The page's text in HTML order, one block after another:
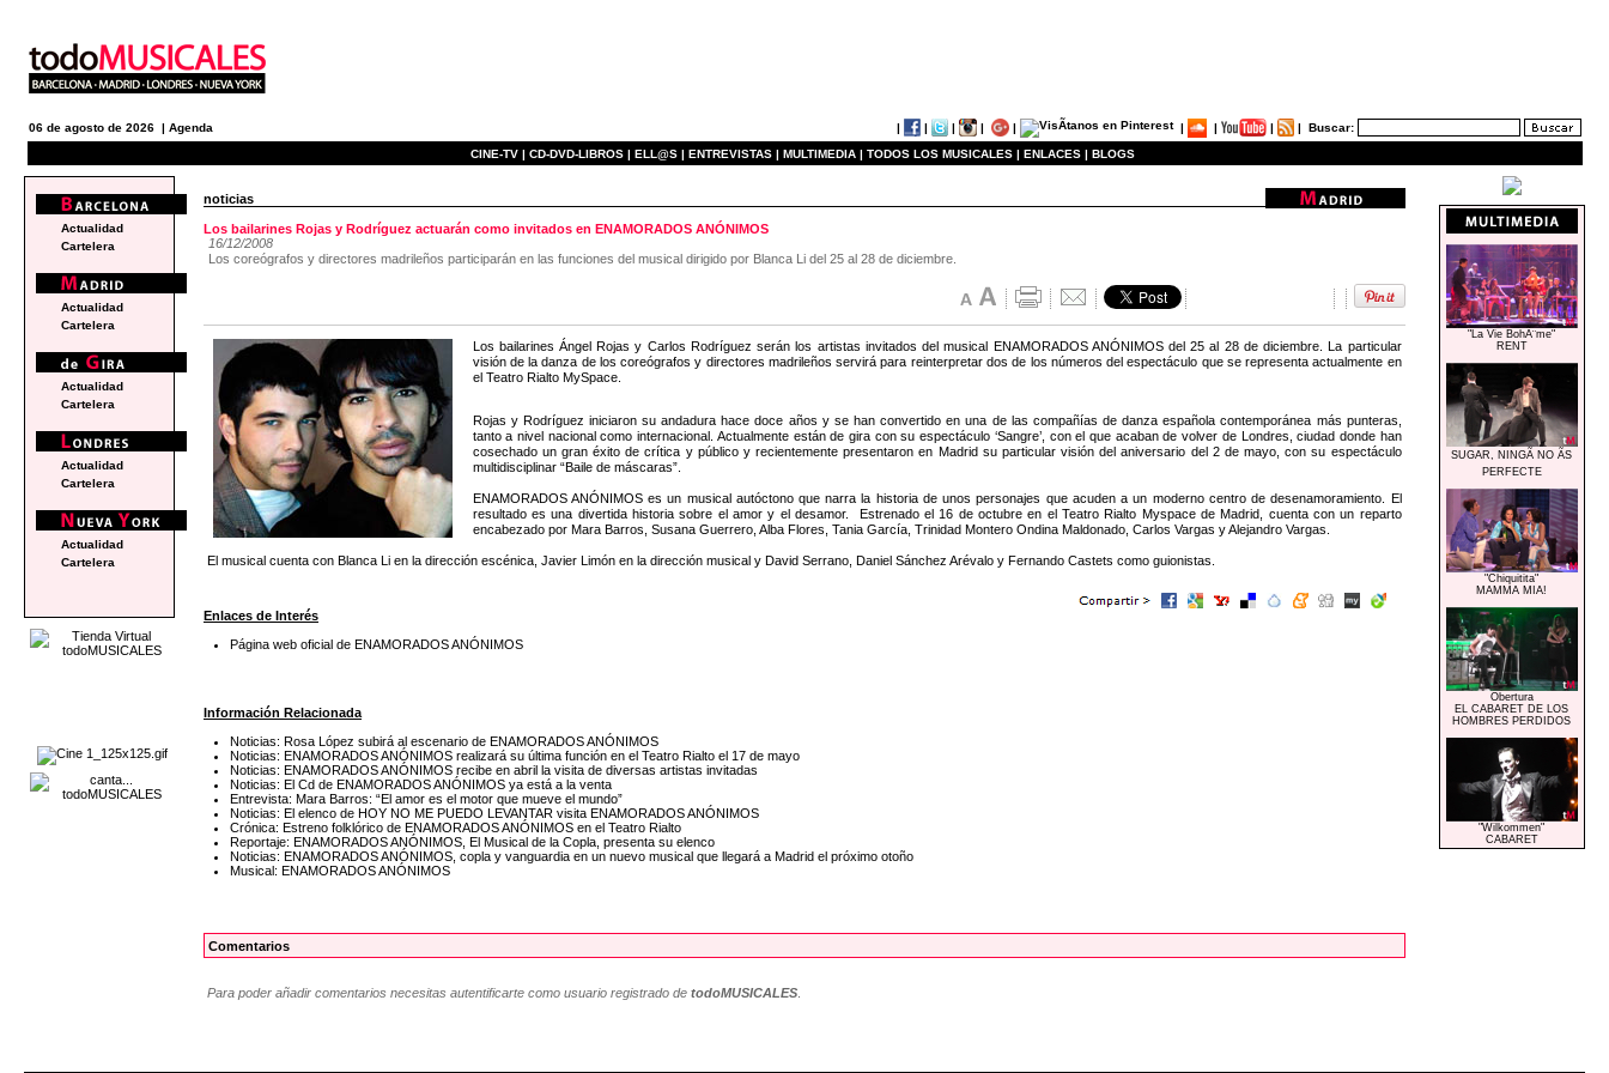
06 de agosto de 2026 | Agenda | | | | | | | | | Buscar:
CINE-TV | CD-DVD-LIBROS | ELL@S | ENTREVISTAS | MULTIMEDIA | TODOS LOS MUSICALES | ENLACES | BLOGS
noticias
Los bailarines Rojas y Rodríguez actuarán como invitados en ENAMORADOS ANÓNIMOS
16/12/2008
Los coreógrafos y directores madrileños participarán en las funciones del musical dirigido por Blanca Li del 25 al 28 de diciembre.
Los bailarines Ángel Rojas y Carlos Rodríguez serán los artistas invitados del musical ENAMORADOS ANÓNIMOS del 25 al 28 de diciembre. La particular
visión de la danza de los coreógrafos y directores madrileños servirá para reinterpretar dos de los números del espectáculo que se representa actualmente en
el Teatro Rialto MySpace.
Rojas y Rodríguez iniciaron su andadura hace doce años y se han convertido en una de las compañías de danza española contemporánea más punteras,
tanto a nivel nacional como internacional. Actualmente están de gira con su espectáculo ‘Sangre’, con el que acaban de volver de Londres, ciudad donde han
cosechado un gran éxito de crítica y público y recientemente presentaron en Madrid su particular visión del aniversario del 2 de mayo, con su espectáculo
multidisciplinar “Baile de máscaras”.
ENAMORADOS ANÓNIMOS es un musical autóctono que narra la historia de unos personajes que acuden a un moderno centro de desenamoramiento. El
resultado es una divertida historia sobre el amor y el desamor. Estrenado el 16 de octubre en el Teatro Rialto Myspace de Madrid, cuenta con un reparto
encabezado por Mara Barros, Susana Guerrero, Alba Flores, Tania García, Trinidad Montero Ondina Maldonado, Carlos Vargas y Alejandro Vargas.
El musical cuenta con Blanca Li en la dirección escénica, Javier Limón en la dirección musical y David Serrano, Daniel Sánchez Arévalo y Fernando Castets como guionistas.
Enlaces de Interés
Página web oficial de ENAMORADOS ANÓNIMOS
Información Relacionada
Noticias: Rosa López subirá al escenario de ENAMORADOS ANÓNIMOS
Noticias: ENAMORADOS ANÓNIMOS realizará su última función en el Teatro Rialto el 17 de mayo
Noticias: ENAMORADOS ANÓNIMOS recibe en abril la visita de diversas artistas invitadas
Noticias: El Cd de ENAMORADOS ANÓNIMOS ya está a la venta
Entrevista: Mara Barros: “El amor es el motor que mueve el mundo”
Noticias: El elenco de HOY NO ME PUEDO LEVANTAR visita ENAMORADOS ANÓNIMOS
Crónica: Estreno folklórico de ENAMORADOS ANÓNIMOS en el Teatro Rialto
Reportaje: ENAMORADOS ANÓNIMOS, El Musical de la Copla, presenta su elenco
Noticias: ENAMORADOS ANÓNIMOS, copla y vanguardia en un nuevo musical que llegará a Madrid el próximo otoño
Musical: ENAMORADOS ANÓNIMOS
Comentarios
Para poder añadir comentarios necesitas autentificarte como usuario registrado detodoMUSICALES
Actualidad
Cartelera
Actualidad
Cartelera
Actualidad
Cartelera
Actualidad
Cartelera
Actualidad
Cartelera
"La Vie BohÃ¨me"
RENT
SUGAR, NINGÃ NO ÃS
PERFECTE
"Chiquitita"
MAMMA MIA!
Obertura
EL CABARET DE LOS
HOMBRES PERDIDOS
"Wilkommen"
CABARET